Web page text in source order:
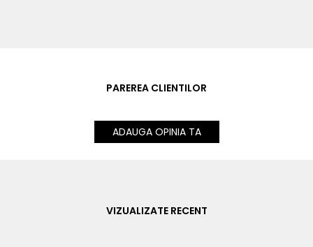
PAREREA CLIENTILOR
ADAUGA OPINIA TA
VIZUALIZATE RECENT